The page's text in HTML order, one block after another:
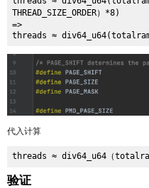
THREAD_SIZE_ORDER）*8)
=>
代入计算
验证